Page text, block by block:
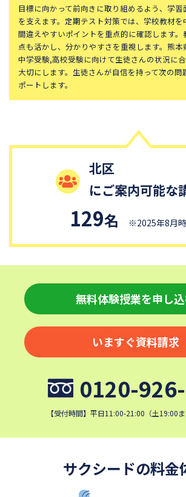
東山中学校
山手学院中学
函館ラ・サール中学校
城北中学校
恵泉女学園中学校
千代田区立
大妻中学校
滝中学校
土佐中学校
中央大学附属中学校
桐蔭学園中
細田学園中学校
帝京大学中学
獨協中学校
淑徳中学校
昌平中学校
成城中学校
日本大学中学校
麗澤中学校
同志社香里中学校
埼玉栄中学校
城北埼玉中学校
浦和ルーテル
昭和学院中学校
東京女学館中
目黒日本大学中学校
関東学院中学校
星野学園中学校
かえつ有明中
浜中学校
カリタス女子
東京電機大学
目標に向かって前向きに取り組めるよう、学
を支えます。定期テスト対策では、学校教材を
間違えやすいポイントを重点的に確認します。
点も活かし、分かりやすさを重視します。熊本
中学受験,高校受験に向けて生徒さんの状況に
大切にします。生徒さんが自信を持って次の問
ポートします。
北区
にご案内可能な
129名 ※2025年8月
無料体験授業を申し
いますぐ資料請求
0120-
【受付時間】平日11:00-21:00（土19:00ま
サクシードの料金